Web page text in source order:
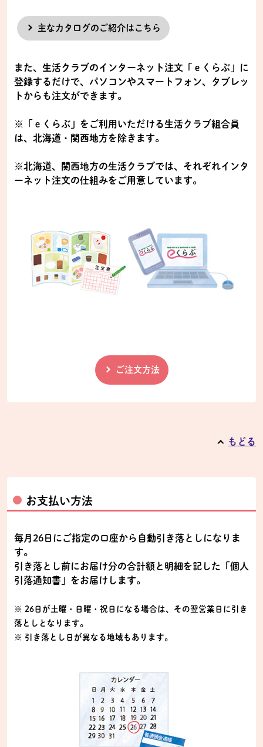
主なカタログのご紹介はこちら
また、生活クラブのインターネット注文「ｅくらぶ」に
登録するだけで、パソコンやスマートフォン、タブレッ
トからも注文ができます。
※「ｅくらぶ」をご利用いただける生活クラブ組合員
は、北海道・関西地方を除きます。
※北海道、関西地方の生活クラブでは、それぞれインタ
ーネット注文の仕組みをご用意しています。
ご注文方法
もどる
お支払い方法
毎月26日にご指定の口座から自動引き落としになりま
す。
引き落とし前にお届け分の合計額と明細を記した「個人
引落通知書」をお届けします。
※ 26日が土曜・日曜・祝日になる場合は、その翌営業日に引き
落としとなります。
※ 引き落とし日が異なる地域もあります。